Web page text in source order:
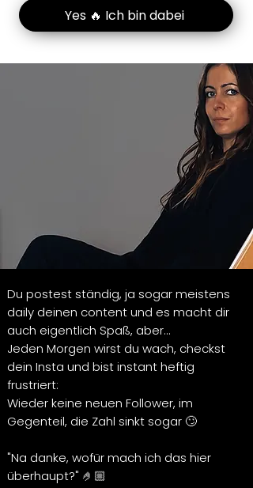
Yes 🔥 Ich bin dabei
Du postest ständig, ja sogar meistens
daily deinen content und es macht dir
auch eigentlich Spaß, aber...
Jeden Morgen wirst du wach, checkst
dein Insta und bist instant heftig
frustriert:
Wieder keine neuen Follower, im
Gegenteil, die Zahl sinkt sogar 🙄
"Na danke, wofür mach ich das hier
überhaupt?" 🤌🏼